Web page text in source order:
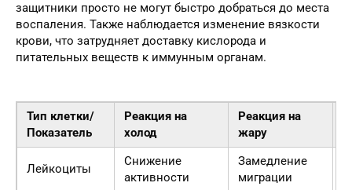
защитники просто не могут быстро добраться до места
воспаления. Также наблюдается изменение вязкости
крови, что затрудняет доставку кислорода и
питательных веществ к иммунным органам.
Тип клетки/
Показатель
Реакция на
холод
Реакция на
жару
Лейкоциты
Снижение
активности
Замедление
миграции